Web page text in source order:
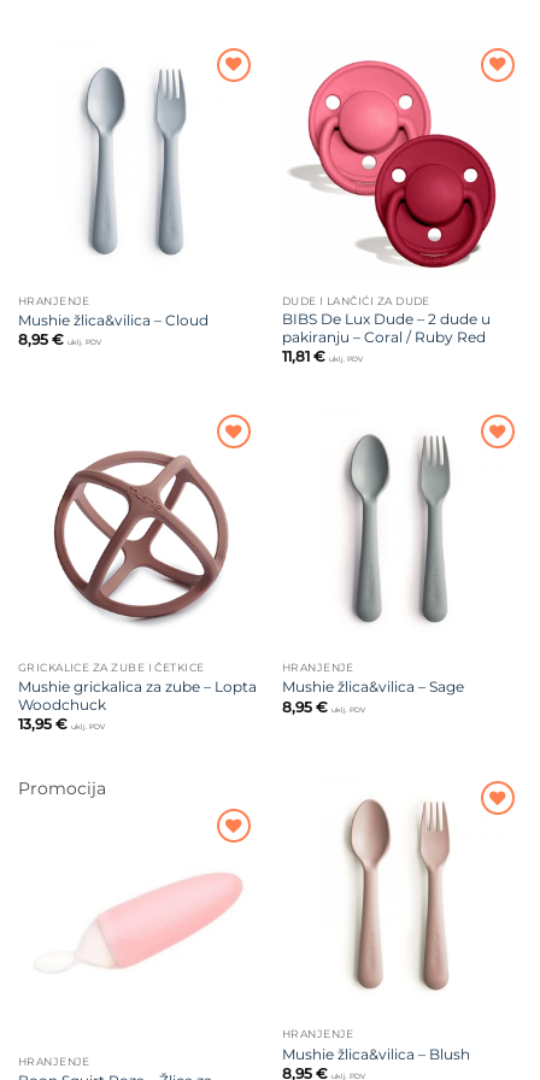
HRANJENJE
Mushie žlica&vilica – Cloud
8,95 € uklj. PDV
DUDE I LANČIĆI ZA DUDE
BIBS De Lux Dude – 2 dude u
pakiranju – Coral / Ruby Red
11,81 € uklj. PDV
na listu
želja
GRICKALICE ZA ZUBE I ČETKICE
Mushie grickalica za zube – Lopta
Woodchuck
13,95 € uklj. PDV
HRANJENJE
Mushie žlica&vilica – Sage
8,95 € uklj. PDV
Promocija
na listu
HRANJENJE
HRANJENJE
Mushie žlica&vilica – Blush
8,95 € uklj. PDV